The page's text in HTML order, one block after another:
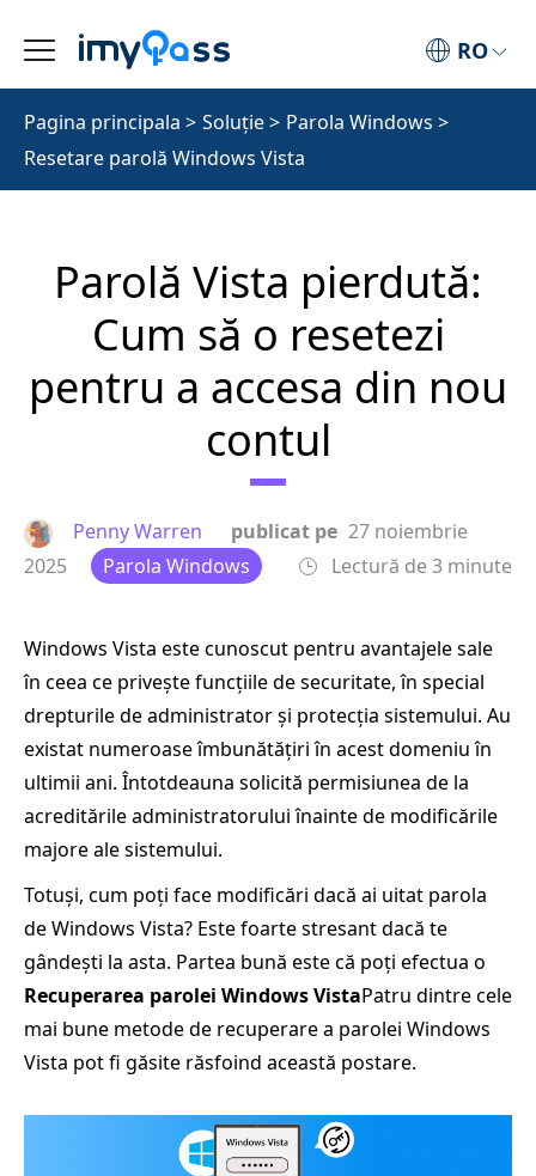
RO
Pagina principala > Soluţie> Parola Windows >
Resetare parolă Windows Vista
Parolă Vista pierdută:
Cum să o resetezi
pentru a accesa din nou
contul
Penny Warren publicat pe 27 noiembrie
2025
Parola Windows Lectură de 3 minute
Windows Vista este cunoscut pentru avantajele sale
în ceea ce privește funcțiile de securitate, în special
drepturile de administrator și protecția sistemului. Au
existat numeroase îmbunătățiri în acest domeniu în
ultimii ani. Întotdeauna solicită permisiunea de la
acreditările administratorului înainte de modificările
majore ale sistemului.
Totuși, cum poți face modificări dacă ai uitat parola
de Windows Vista? Este foarte stresant dacă te
gândești la asta. Partea bună este că poți efectua o
Recuperarea parolei Windows VistaPatru dintre cele
mai bune metode de recuperare a parolei Windows
Vista pot fi găsite răsfoind această postare.